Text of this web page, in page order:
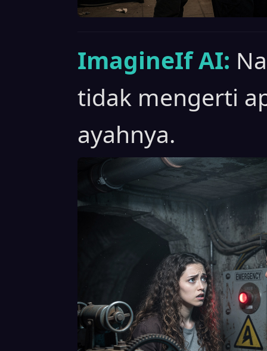
ImagineIf AI:
tidak mengerti
ayahnya.